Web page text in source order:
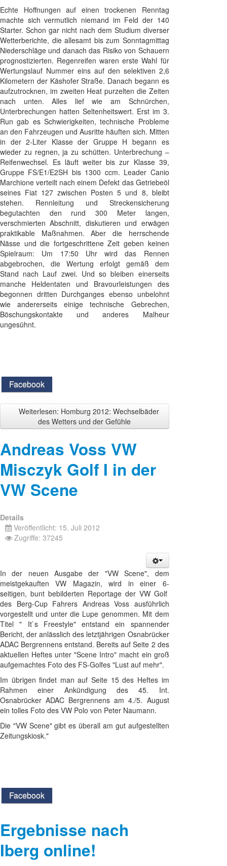
Echte Hoffnungen auf einen trockenen Renntag
machte sich vermutlich niemand im Feld der 140
Starter. Schon gar nicht nach dem Studium diverser
Wetterberichte, die allesamt bis zum Sonntagmittag
Niederschläge und danach das Risiko von Schauern
prognostizierten. Regenreifen waren erste Wahl für
Wertungslauf Nummer eins auf den selektiven 2,6
Kilometern der Käshofer Straße. Danach begann es
aufzutrocknen, im zweiten Heat purzelten die Zeiten
nach unten. Alles lief wie am Schnürchen,
Unterbrechungen hatten Seltenheitswert. Erst im 3.
Run gab es Schwierigkeiten, technische Probleme
an den Fahrzeugen und Ausritte häuften sich. Mitten
in der 2-Liter Klasse der Gruppe H begann es
wieder zu regnen, ja zu schütten. Unterbrechung –
Reifenwechsel. Es läuft weiter bis zur Klasse 39,
Gruppe FS/E1/E2SH bis 1300 ccm. Leader Canio
Marchione verteilt nach einem Defekt das Getriebeöl
seines Fiat 127 zwischen Posten 5 und 8, bleibt
stehen. Rennleitung und Streckensicherung
begutachten den rund 300 Meter langen,
verschmierten Abschnitt, diskutieren und erwägen
praktikable Maßnahmen. Aber die herrschende
Nässe und die fortgeschrittene Zeit geben keinen
Spielraum: Um 17:50 Uhr wird das Rennen
abgebrochen, die Wertung erfolgt gemäß dem
Stand nach Lauf zwei. Und so bleiben einerseits
manche Heldentaten und Bravourleistungen des
begonnen dritten Durchganges ebenso unbelohnt
wie andererseits einige technische Gebrechen,
Böschungskontakte und anderes Malheur
ungesühnt.
Facebook
Weiterlesen: Homburg 2012: Wechselbäder
des Wetters und der Gefühle
Andreas Voss VW
Misczyk Golf I in der
VW Scene
Details
Veröffentlicht: 15. Juli 2012
Zugriffe: 37245
In der neuen Ausgabe der "VW Scene", dem
meistgekauften VW Magazin, wird in einer 6-
seitigen, bunt bebilderten Reportage der VW Golf
des Berg-Cup Fahrers Andreas Voss ausführlich
vorgestellt und unter die Lupe genommen. Mit dem
Titel " It`s Freestyle" entstand ein spannender
Bericht, der anlässlich des letztjährigen Osnabrücker
ADAC Bergrennens entstand. Bereits auf Seite 2 des
aktuellen Heftes unter "Scene Intro" macht ein groß
aufgemachtes Foto des FS-Golfes "Lust auf mehr".
Im übrigen findet man auf Seite 15 des Heftes im
Rahmen einer Ankündigung des 45. Int.
Osnabrücker ADAC Bergrennens am 4./5. August
ein tolles Foto des VW Polo von Peter Naumann.
Die "VW Scene" gibt es überall am gut aufgestellten
Zeitungskiosk."
Facebook
Ergebnisse nach
Iberg online!